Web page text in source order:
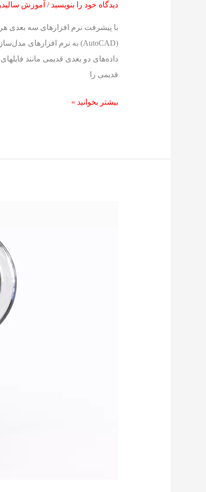
دیدگاه‌ خود را بنویسید / آموزش
با پیشرفت نرم افزارهای سه بعدی
قدیمی را
بیشتر بخوانید »